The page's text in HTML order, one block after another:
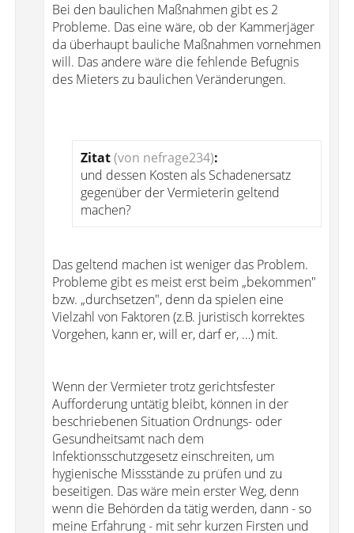
Bei den baulichen Maßnahmen gibt es 2
Probleme. Das eine wäre, ob der Kammerjäger
da überhaupt bauliche Maßnahmen vornehmen
will. Das andere wäre die fehlende Befugnis
des Mieters zu baulichen Veränderungen.
Zitat(von nefrage234):
und dessen Kosten als Schadenersatz
gegenüber der Vermieterin geltend
machen?
Das geltend machen ist weniger das Problem.
Probleme gibt es meist erst beim „bekommen"
bzw. „durchsetzen", denn da spielen eine
Vielzahl von Faktoren (z.B. juristisch korrektes
Vorgehen, kann er, will er, darf er, …) mit.
Wenn der Vermieter trotz gerichtsfester
Aufforderung untätig bleibt, können in der
beschriebenen Situation Ordnungs- oder
Gesundheitsamt nach dem
Infektionsschutzgesetz einschreiten, um
hygienische Missstände zu prüfen und zu
beseitigen. Das wäre mein erster Weg, denn
wenn die Behörden da tätig werden, dann - so
meine Erfahrung - mit sehr kurzen Firsten und